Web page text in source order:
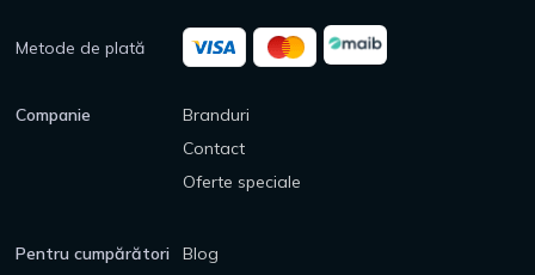
Metode de plată
Companie
Branduri
Contact
Oferte speciale
Pentru cumpărători
Blog